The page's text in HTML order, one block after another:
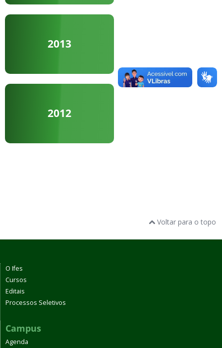
2013
2012
Voltar para o topo
O Ifes
Cursos
Editais
Processos Seletivos
Campus
Agenda